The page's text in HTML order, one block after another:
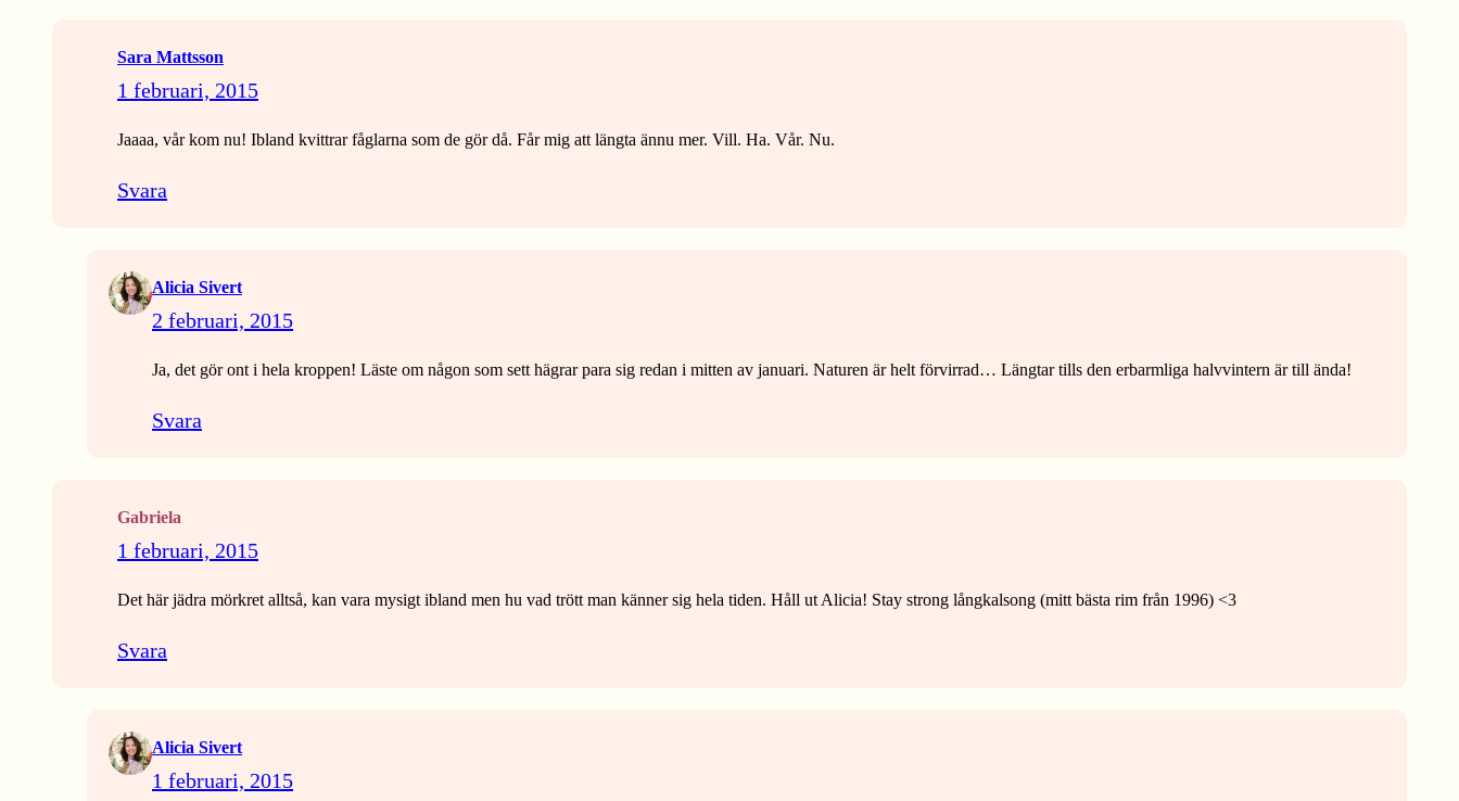
Sara Mattsson
1 februari, 2015
Jaaaa, vår kom nu! Ibland kvittrar fåglarna som de gör då. Får mig att längta ännu mer. Vill. Ha. Vår. Nu.
Svara
Alicia Sivert
2 februari, 2015
Ja, det gör ont i hela kroppen! Läste om någon som sett hägrar para sig redan i mitten av januari. Naturen är helt förvirrad… Längtar tills den erbarmliga halvvintern är till ända!
Svara
Gabriela
1 februari, 2015
Det här jädra mörkret alltså, kan vara mysigt ibland men hu vad trött man känner sig hela tiden. Håll ut Alicia! Stay strong långkalsong (mitt bästa rim från 1996) <3
Svara
Alicia Sivert
1 februari, 2015